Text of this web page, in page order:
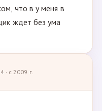
что в у меня в
ждет без ума
· с 2009 г.